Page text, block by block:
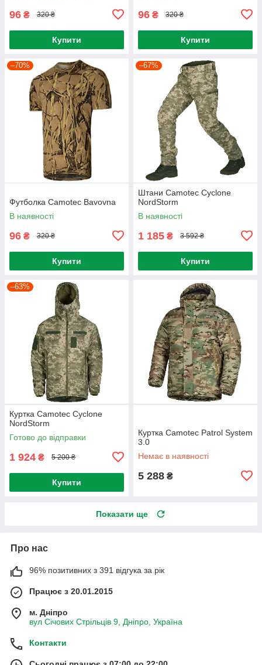
96 ₴ 320 ₴
Купити
96 ₴ 320 ₴
Купити
–70%
Футболка Camotec Bavovna
В наявності
96 ₴ 320 ₴
Купити
–67%
Штани Camotec Cyclone
NordStorm
В наявності
1 185 ₴ 3 592 ₴
Купити
–63%
Куртка Camotec Cyclone
NordStorm
Готово до відправки
1 924 ₴ 5 200 ₴
Купити
Куртка Camotec Patrol System
3.0
Немає в наявності
5 288 ₴
Показати ще
Про нас
96% позитивних з 391 відгука за рік
Працює з 20.01.2015
м. Дніпро
вул Січових Стрільців 9, Дніпро, Україна
Контакти